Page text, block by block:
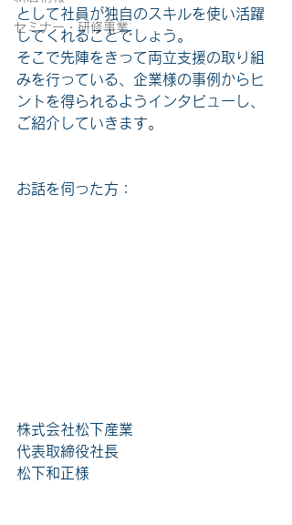
セミナー・研修事業
として社員が独自のスキルを使い活躍
してくれることでしょう。
そこで先陣をきって両立支援の取り組
みを行っている、企業様の事例からヒ
ントを得られるようインタビューし、
ご紹介していきます。
お話を伺った方：
株式会社松下産業
代表取締役社長
松下和正様